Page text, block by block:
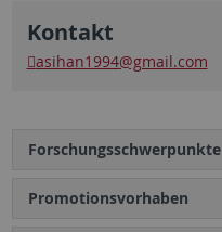
Kontakt
asihan1994@gmail.com
Forschungsschwerpunkte
Promotionsvorhaben